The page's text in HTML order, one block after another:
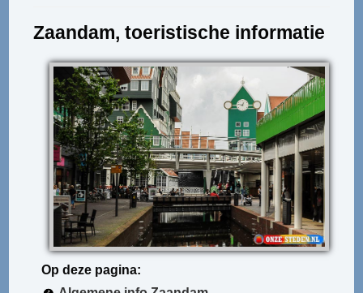
Zaandam, toeristische informatie
Op deze pagina: